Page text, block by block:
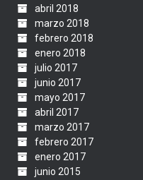
abril 2018
marzo 2018
febrero 2018
enero 2018
julio 2017
junio 2017
mayo 2017
abril 2017
marzo 2017
febrero 2017
enero 2017
junio 2015